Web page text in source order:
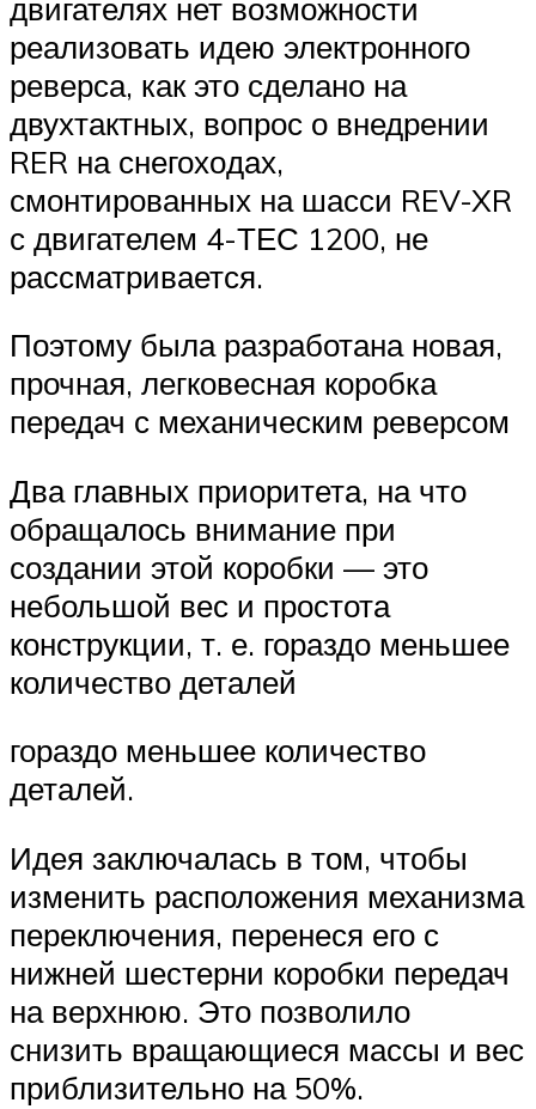
двигателях нет возможности
реализовать идею элек­тронного
реверса, как это сделано на
двухтактных, вопрос о внедрении
RER на снегохо­дах,
смонтированных на шасси REV-XR
с двигателем 4-ТЕС 1200, не
рассматривается.
Поэтому была разработана новая,
прочная, легковесная коробка
передач с механи­ческим реверсом
Два главных приоритета, на что
обращалось внимание при
создании этой коробки — это
небольшой вес и простота
конструкции, т. е. гораздо меньшее
коли­чество деталей
гораздо меньшее коли­чество
деталей.
Идея заключалась в том, чтобы
изменить расположения механизма
переключения, перенеся его с
нижней шестерни коробки передач
на верхнюю. Это позволило
снизить вращающиеся массы и вес
приблизительно на 50%.